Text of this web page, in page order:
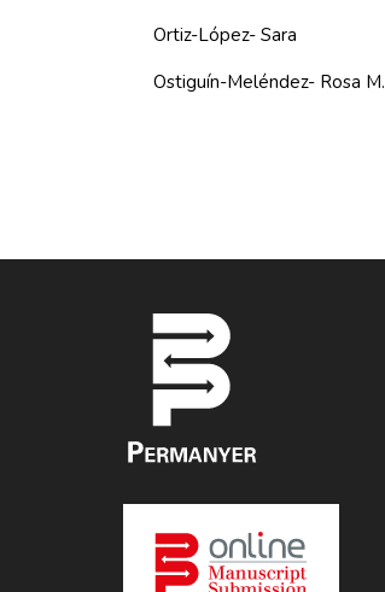
Ortiz-López- Sara
Ostiguín-Meléndez- Rosa M.